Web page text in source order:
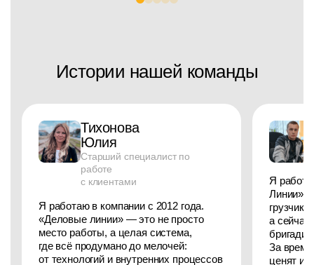
Истории нашей команды
Тихонова
Юлия
Старший специалист по
работе
с клиентами
Я работаю в компании с 2012 года.
«Деловые линии» — это не просто
место работы, а целая система,
где всё продумано до мелочей:
от технологий и внутренних процессов
Я
Линии» с
а
За
ценят